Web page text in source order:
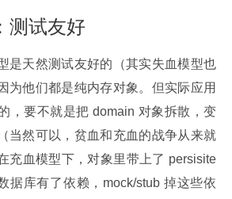
测试友好
是天然测试友好的（其实失血模型也
为他们都是纯内存对象。但实际应用
，要不就是把 domain 对象拆散，变
当然可以，贫血和充血的战争从来就
充血模型下，对象里带上了 persisite
据库有了依赖，mock/stub 掉这些依